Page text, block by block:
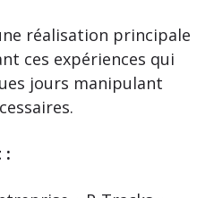
réalisation principale
ces expériences qui
jours manipulant
: